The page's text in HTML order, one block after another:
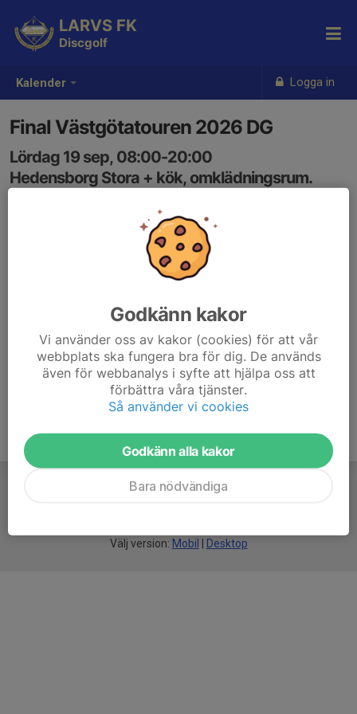
Kalender Logga in
LARVS FK
Discgolf
Final Västgötatouren 2026 DG
Lördag 19 sep, 08:00-20:00
Hedensborg Stora + kök, omklädningsrum.
Välj version: Mobil Desktop
Godkänn kakor
Vi använder oss av kakor (cookies) för att vår
webbplats ska fungera bra för dig. De används
även för webbanalys i syfte att hjälpa oss att
förbättra våra tjänster.
Så använder vi cookies
Godkänn alla kakor
Bara nödvändiga